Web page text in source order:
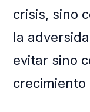
crisis, sino
la
evitar sino
crecimiento